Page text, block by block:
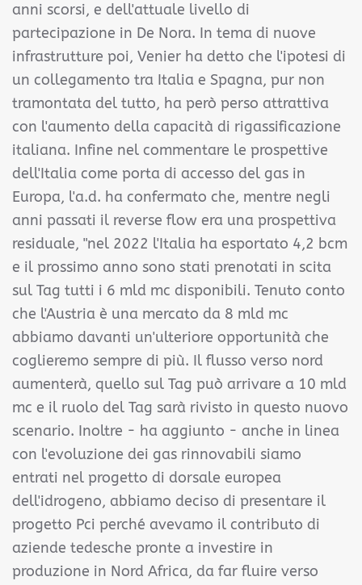
anni scorsi, e dell'attuale livello di
partecipazione in De Nora. In tema di nuove
infrastrutture poi, Venier ha detto che l'ipotesi di
un collegamento tra Italia e Spagna, pur non
tramontata del tutto, ha però perso attrattiva
con l'aumento della capacità di rigassificazione
italiana. Infine nel commentare le prospettive
dell'Italia come porta di accesso del gas in
Europa, l'a.d. ha confermato che, mentre negli
anni passati il reverse flow era una prospettiva
residuale, "nel 2022 l'Italia ha esportato 4,2 bcm
e il prossimo anno sono stati prenotati in scita
sul Tag tutti i 6 mld mc disponibili. Tenuto conto
che l'Austria è una mercato da 8 mld mc
abbiamo davanti un'ulteriore opportunità che
coglieremo sempre di più. Il flusso verso nord
aumenterà, quello sul Tag può arrivare a 10 mld
mc e il ruolo del Tag sarà rivisto in questo nuovo
scenario. Inoltre - ha aggiunto - anche in linea
con l'evoluzione dei gas rinnovabili siamo
entrati nel progetto di dorsale europea
dell'idrogeno, abbiamo deciso di presentare il
progetto Pci perché avevamo il contributo di
aziende tedesche pronte a investire in
produzione in Nord Africa, da far fluire verso